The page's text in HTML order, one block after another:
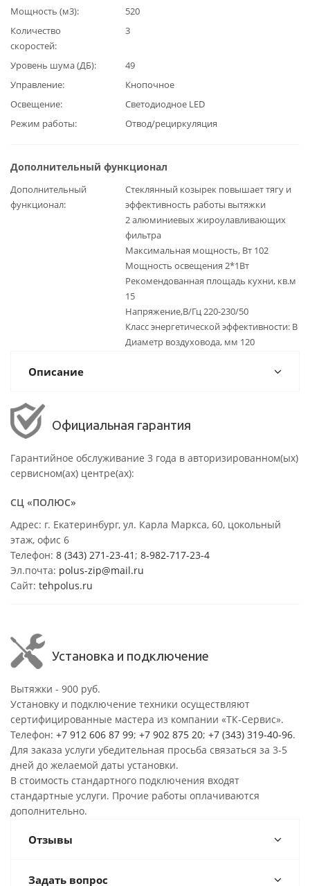
Мощность (м3)
520
Количество
скоростей
3
Уровень шума (ДБ)
49
Управление
Кнопочное
Освещение
Светодиодное LED
Режим работы
Отвод/рециркуляция
Дополнительный функционал
Дополнительный
функционал
Стеклянный козырек повышает тягу и
эффективность работы вытяжки
2 алюминиевых жироулавливающих
фильтра
Максимальная мощность, Вт 102
Мощность освещения 2*1Вт
Рекомендованная площадь кухни, кв.м
15
Напряжение,В/Гц 220-230/50
Класс энергетической эффективности: B
Диаметр воздуховода, мм 120
Описание
Официальная гарантия
Гарантийное обслуживание 3 года в авторизированном(ых)
сервисном(ах) центре(ах):
СЦ «ПОЛЮС»
Адрес: г. Екатеринбург, ул. Карла Маркса, 60, цокольный
этаж, офис 6
Телефон: 8 (343) 271-23-41 ; 8-982-717-23-4
Эл.почта: polus-zip@mail.ru
Сайт: tehpolus.ru
Установка и подключение
Вытяжки - 900 руб.
Установку и подключение техники осуществляют
сертифицированные мастера из компании «ТК-Сервис».
Телефон: +7 912 606 87 99; +7 902 875 20; +7 (343) 319-40-96.
Для заказа услуги убедительная просьба связаться за 3-5
дней до желаемой даты установки.
В стоимость стандартного подключения входят
стандартные услуги. Прочие работы оплачиваются
дополнительно.
Отзывы
Задать вопрос